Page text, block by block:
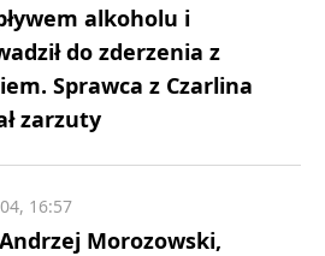
alkoholu i
do zderzenia z
Sprawca z Czarlina
zarzuty
Morozowski,
16:57